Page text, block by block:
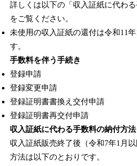
詳しくは以下の「収入証紙に代わる
をご覧ください。
未使用の収入証紙の還付は令和11
す。
手数料を伴う手続き
登録申請
登録変更申請
登録証明書書換え交付申請
登録証明書再交付申請
収入証紙に代わる手数料の納付方法
収入証紙販売終了後（令和7年1月
方法は以下のとおりです。